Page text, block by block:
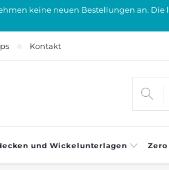
keine neuen Bestellungen an.
Kontakt
und Wickelunterlagen